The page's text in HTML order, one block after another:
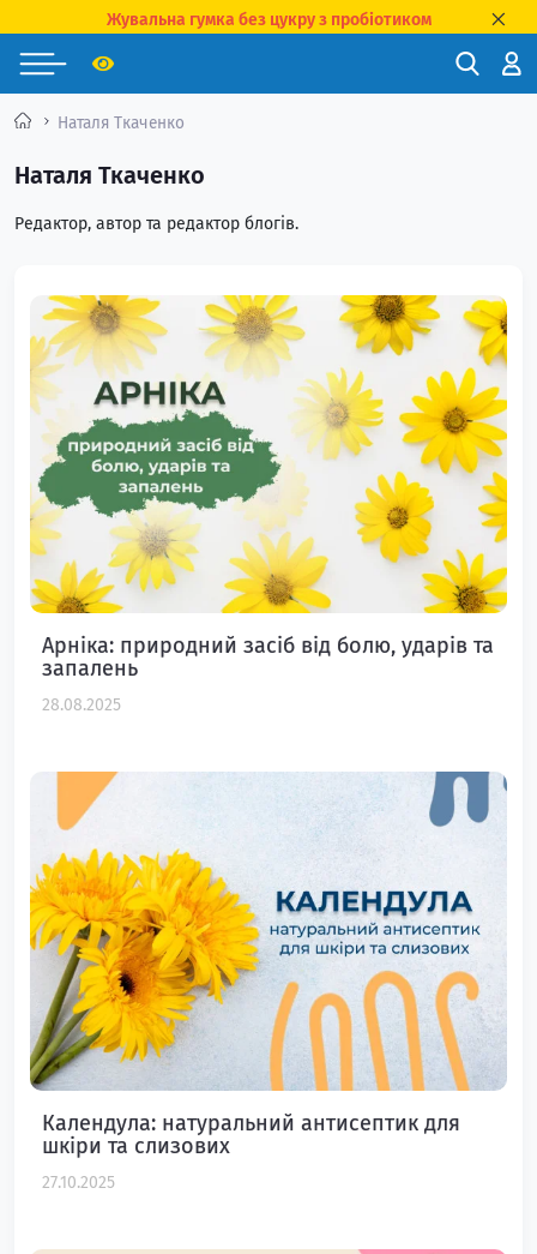
Жувальна гумка без цукру з пробіотиком
Наталя Ткаченко
Наталя Ткаченко
Редактор, автор та редактор блогів.
Арніка: природний засіб від болю, ударів та
запалень
28.08.2025
Календула: натуральний антисептик для
шкіри та слизових
27.10.2025